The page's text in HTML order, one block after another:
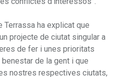
Terrassa ha explicat que
projecte de ciutat singular a
de fer i unes prioritats
de la gent i que
nostres respectives ciutats,